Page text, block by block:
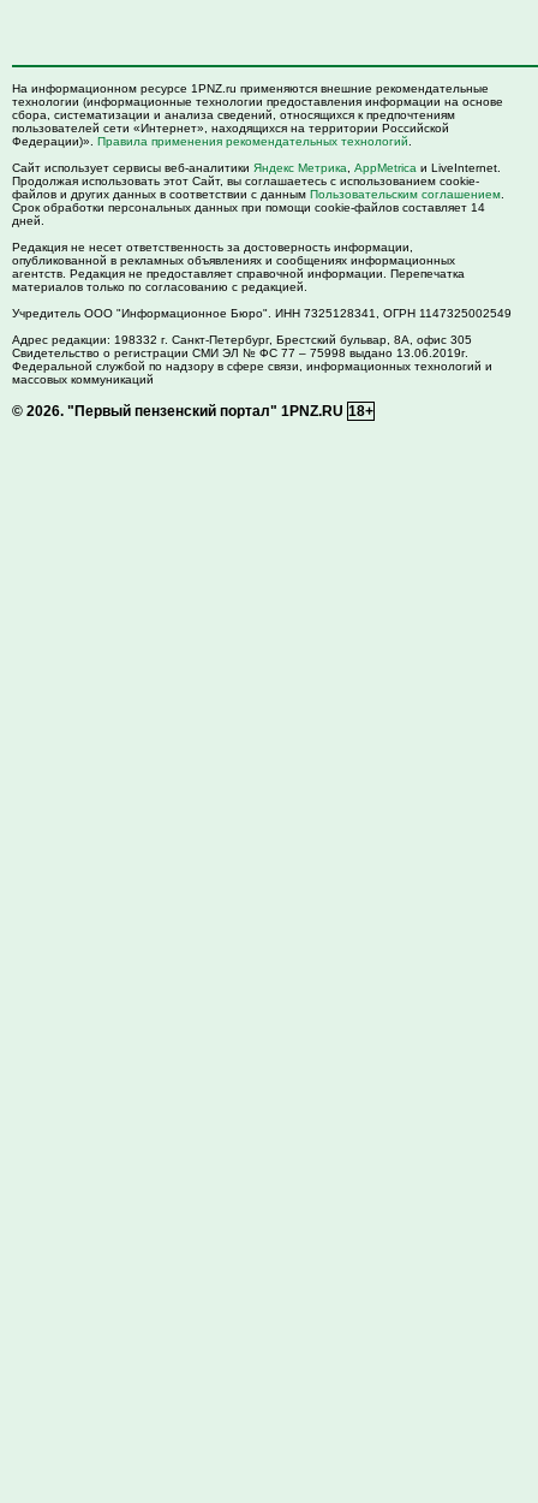
На информационном ресурсе 1PNZ.ru применяются внешние рекомендательные
технологии (информационные технологии предоставления информации на основе
сбора, систематизации и анализа сведений, относящихся к предпочтениям
пользователей сети «Интернет», находящихся на территории Российской
Федерации)». Правила применения рекомендательных технологий
Сайт использует сервисы веб-аналитики Яндекс Метрика AppMetrica и LiveInternet.
Продолжая использовать этот Сайт, вы соглашаетесь с использованием cookie-
файлов и других данных в соответствии с данным Пользовательским соглашением
Срок обработки персональных данных при помощи cookie-файлов составляет 14
дней.
Редакция не несет ответственность за достоверность информации,
опубликованной в рекламных объявлениях и сообщениях информационных
агентств. Редакция не предоставляет справочной информации. Перепечатка
материалов только по согласованию с редакцией.
Учредитель ООО "Информационное Бюро". ИНН 7325128341, ОГРН 1147325002549
Адрес редакции: 198332 г. Санкт-Петербург, Брестский бульвар, 8А, офис 305
Свидетельство о регистрации СМИ ЭЛ № ФС 77 – 75998 выдано 13.06.2019г.
Федеральной службой по надзору в сфере связи, информационных технологий и
массовых коммуникаций
© 2026. "Первый пензенский портал" 1PNZ.RU 18+